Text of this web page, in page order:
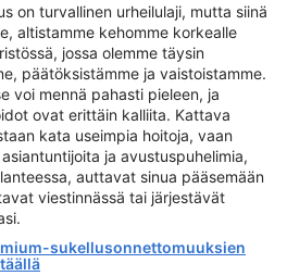
on turvallinen urheilulaji, mutta siinä
altistamme kehomme korkealle
jossa olemme täysin
päätöksistämme ja vaistoistamme.
voi mennä pahasti pieleen, ja
ovat erittäin kalliita. Kattava
kata useimpia hoitoja, vaan
ja avustuspuhelimia,
auttavat sinua pääsemään
viestinnässä tai järjestävät
sukellusonnettomuuksien